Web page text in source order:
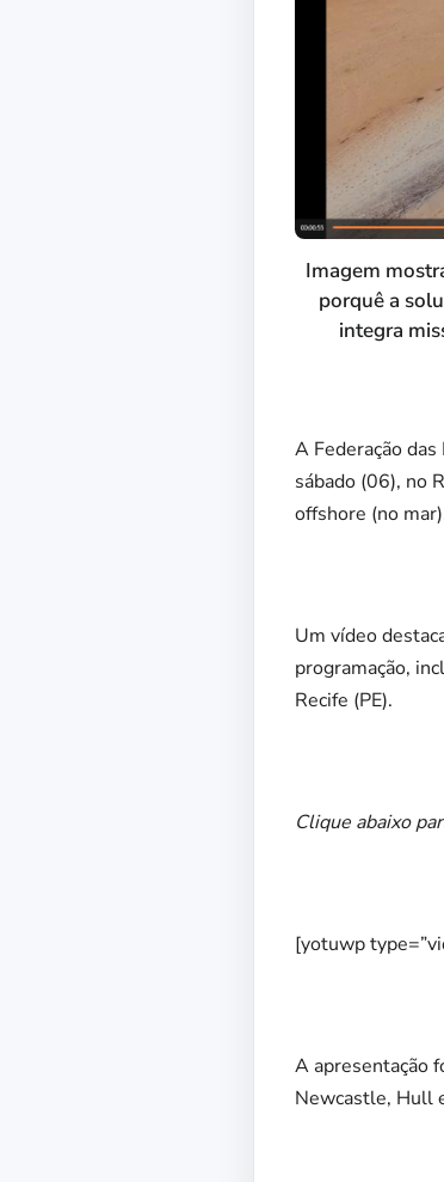
Imagem
porquê a
integra
A Federação
sábado (06), no
offshore (no
Um vídeo
programação,
Recife (PE).
Clique abaixo
[yotuwp
A apresentação
Newcastle, Hull